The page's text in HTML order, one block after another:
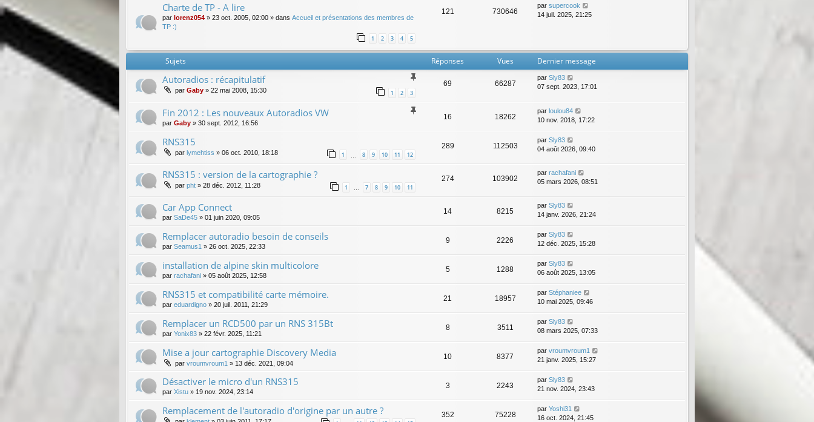
Charte de TP - A lire
par lorenz054 » 23 oct. 2005, 02:00 » dans Accueil et présentations des membres de
TP :)
1 2 3 4 5
121 730646
par supercook
14 juil. 2025, 21:25
Sujets Réponses Vues Dernier message
Autoradios : récapitulatif
par Gaby » 22 mai 2008, 15:30 1 2 3
69 66287
par Sly83
07 sept. 2023, 17:01
Fin 2012 : Les nouveaux Autoradios VW
par Gaby » 30 sept. 2012, 16:56
16 18262
par loulou84
10 nov. 2018, 17:22
RNS315
par lymehtiss » 06 oct. 2010, 18:18 1 8 9 10 11 12
289 112503
par Sly83
04 août 2026, 09:40
RNS315 : version de la cartographie ?
par pht » 28 déc. 2012, 11:28 1 7 8 9 10 11
274 103902
par rachafani
05 mars 2026, 08:51
Car App Connect
par SaDe45 » 01 juin 2020, 09:05
14 8215
par Sly83
14 janv. 2026, 21:24
Remplacer autoradio besoin de conseils
par Seamus1 » 26 oct. 2025, 22:33
9 2226
par Sly83
12 déc. 2025, 15:28
installation de alpine skin multicolore
par rachafani » 05 août 2025, 12:58
5 1288
par Sly83
06 août 2025, 13:05
RNS315 et compatibilité carte mémoire.
par eduardigno » 20 juil. 2011, 21:29
21 18957
par Stéphaniee
10 mai 2025, 09:46
Remplacer un RCD500 par un RNS 315Bt
par Yonix83 » 22 févr. 2025, 11:21
8 3511
par Sly83
08 mars 2025, 07:33
Mise a jour cartographie Discovery Media
par vroumvroum1 » 13 déc. 2021, 09:04
10 8377
par vroumvroum1
21 janv. 2025, 15:27
Désactiver le micro d'un RNS315
par Xistu » 19 nov. 2024, 23:14
3 2243
par Sly83
21 nov. 2024, 23:43
Remplacement de l'autoradio d'origine par un autre ? 352 75228
par Yoshi31
16 oct. 2024, 21:45